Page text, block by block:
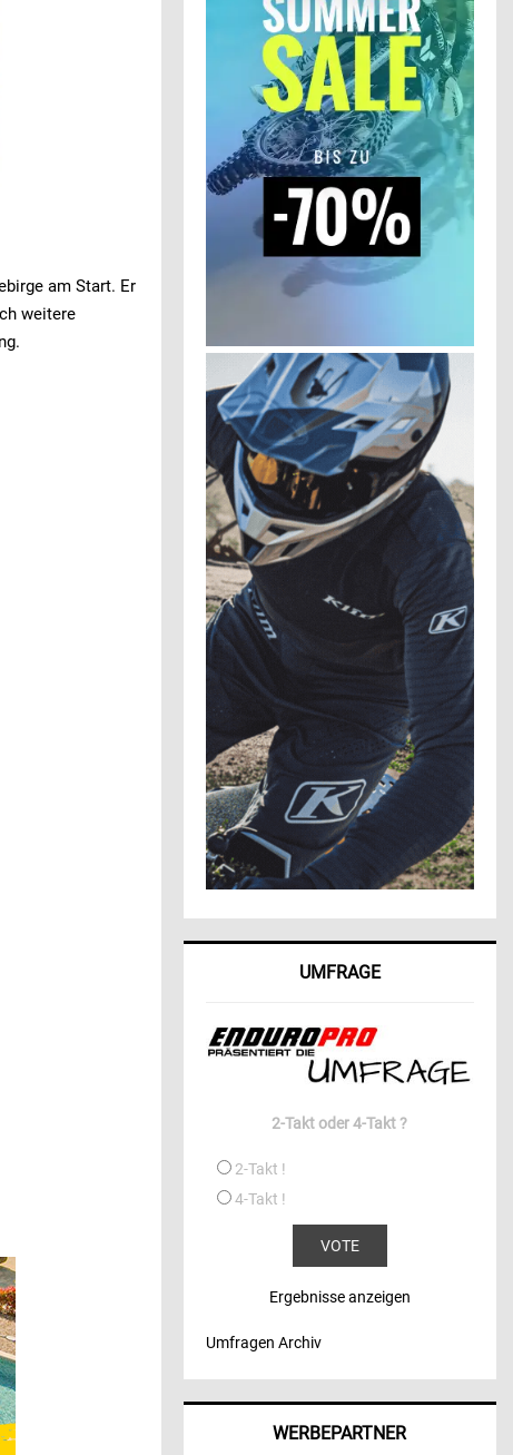
am Start. Er
weitere
UMFRAGE
2-Takt oder 4-Takt ?
2-Takt !
4-Takt !
Ergebnisse anzeigen
Umfragen Archiv
WERBEPARTNER